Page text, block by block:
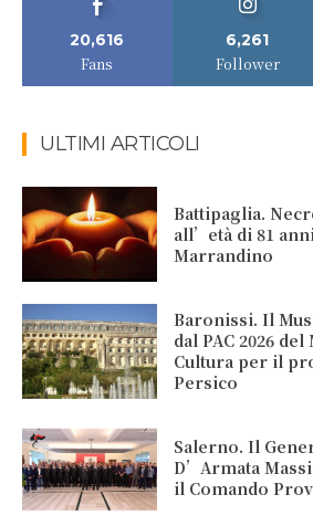
20,616
Fans
6,261
Follower
ULTIMI ARTICOLI
Battipaglia.
all’età di 81
Marrandino
Baronissi. Il
dal PAC 2026
Cultura per il
Persico
Salerno. Il
D’Armata
il Comando